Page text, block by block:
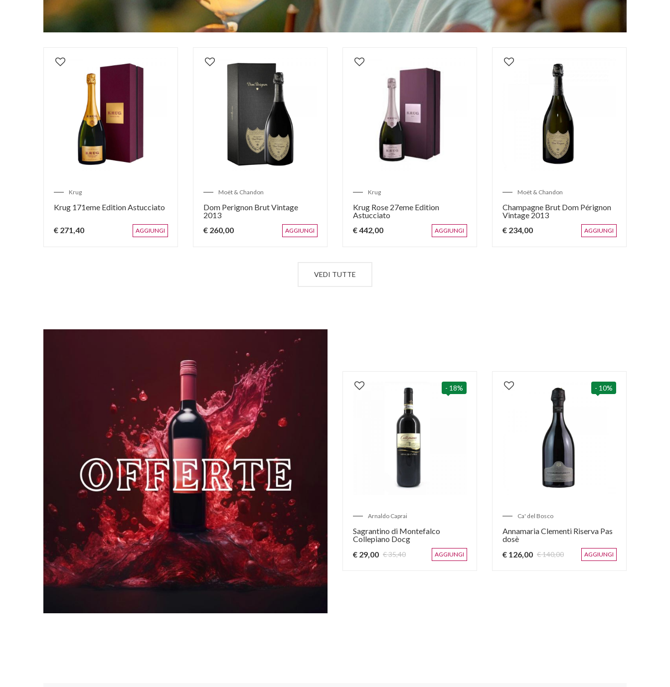
AGGIUNGI
Krug
Krug 171eme Edition Astucciato
€ 271,40 AGGIUNGI
Moët & Chandon
Dom Perignon Brut Vintage
2013
€ 260,00
AGGIUNGI
Krug
Krug Rose 27eme Edition
Astucciato
€ 442,00
AGGIUNGI
Moët & Chandon
Champagne Brut Dom Pérignon
Vintage 2013
€ 234,00
VEDI TUTTE
AGGIUNGI
- 18%
Arnaldo Caprai
Sagrantino di Montefalco
Collepiano Docg
€ 29,00 € 35,40 AGGIUNGI
- 10%
Ca' del Bosco
Annamaria Clementi Riserva Pas
dosè
€ 126,00 € 140,00